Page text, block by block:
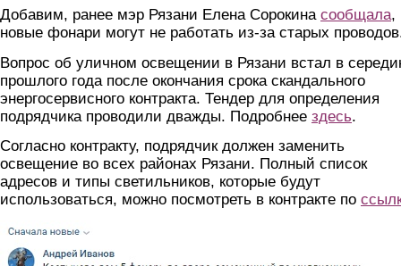
Добавим, ранее мэр Рязани Елена Сорокина сообщала,
новые фонари могут не работать из-за старых
Вопрос об уличном освещении в Рязани встал в
прошлого года после окончания срока скандального
энергосервисного контракта. Тендер для определения
подрядчика проводили дважды. Подробнее здесь.
Согласно контракту, подрядчик должен заменить
освещение во всех районах Рязани. Полный список
адресов и типы светильников, которые будут
использоваться, можно посмотреть в контракте по
skrin.jpg